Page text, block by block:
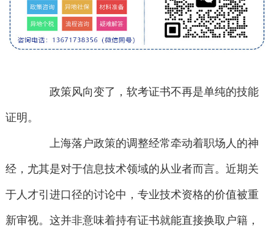
政策风向变了，软考证书不再是单纯的技能
证明。
上海落户政策的调整经常牵动着职场人的神
经，尤其是对于信息技术领域的从业者而言。近期关
于人才引进口径的讨论中，专业技术资格的价值被重
新审视。这并非意味着持有证书就能直接换取户籍，